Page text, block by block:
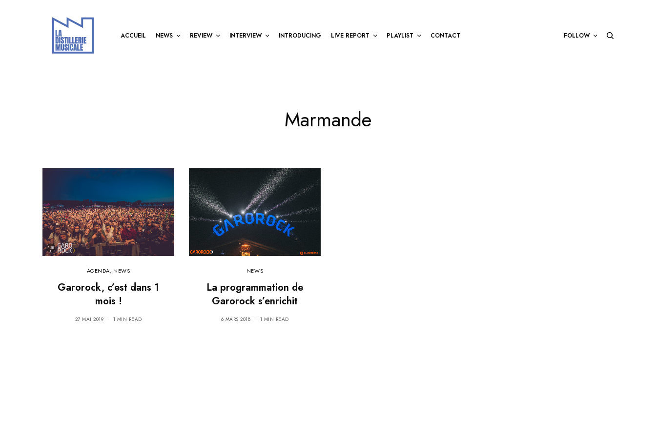
ACCUEIL NEWS REVIEW INTERVIEW INTRODUCING LIVE REPORT PLAYLIST CONTACT FOLLOW
Marmande
AGENDA, NEWS
Garorock, c’est dans 1
mois !
27 MAI 2019 1 MIN READ
NEWS
La programmation de
Garorock s’enrichit
6 MARS 2018 1 MIN READ